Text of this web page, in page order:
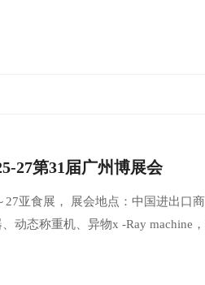
27第31届广州博展会
27亚食展， 展会地点：中国进出口
动态称重机、异物x -Ray machine